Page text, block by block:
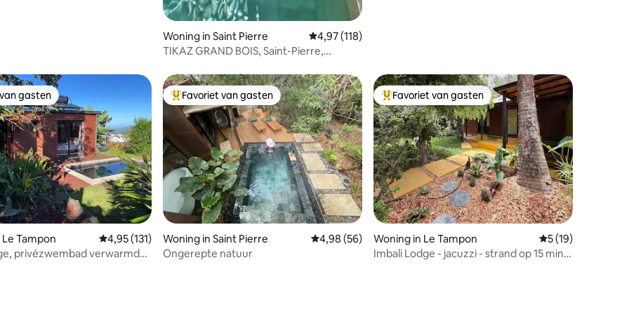
Woning in Saint Pierre Gemiddelde beoordeling van 4,97 op 5, 118 recensies
4,97 (118)
TIKAZ GRAND BOIS, Saint-Pierre,
gasten
gasten
Tampon Gemiddelde beoordeling van 4,95 op 5, 131 recensies
4,95 (131)
privézwembad verwarmd
Topfavoriet van gasten
Favoriet van gasten
Woning in Saint Pierre Gemiddelde beoordeling van 4,98 op 5, 56 recensies
4,98 (56)
Ongerepte natuur
Topfavoriet van gasten
Favoriet van gasten
Woning in Le Tampon Gemiddelde
5 (19)
Imbali Lodge - jacuzzi - strand op 15 min -